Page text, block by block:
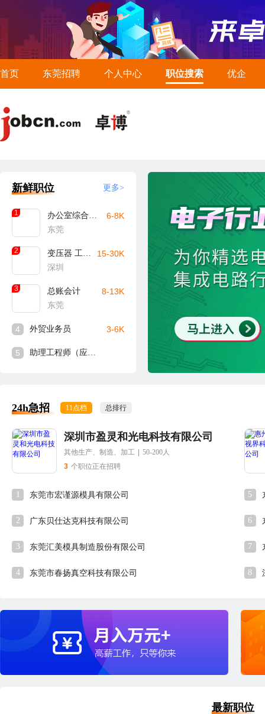
首页 东莞招聘 个人中心 职位搜索 优企
新鲜职位 更多>
1
办公室综合文员
东莞
6-8K
2
变压器 工艺工程师
深圳
15-30K
3
总账会计
东莞
8-13K
4 外贸业务员 3-6K
5 助理工程师（应届生可入）
24h急招 11点档 总排行
深圳市盈灵和光电科技有限公司
其他生产、制造、加工
50-200人
3 个职位正在招聘
1 东莞市宏谨源模具有限公司
2 广东贝仕达克科技有限公司
3 东莞汇美模具制造股份有限公司
4 东莞市春扬真空科技有限公司
5
6
7
8
最新职位